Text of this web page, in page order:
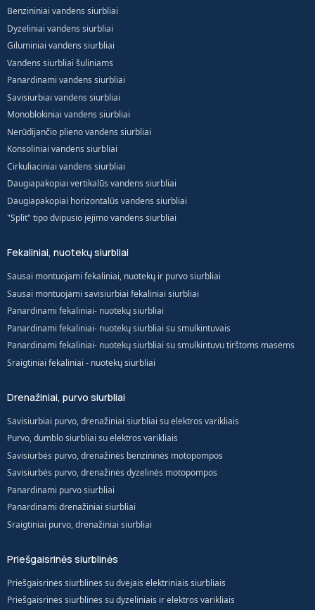
Benzininiai vandens siurbliai
Dyzeliniai vandens siurbliai
Giluminiai vandens siurbliai
Vandens siurbliai šuliniams
Panardinami vandens siurbliai
Savisiurbiai vandens siurbliai
Monoblokiniai vandens siurbliai
Nerūdijančio plieno vandens siurbliai
Konsoliniai vandens siurbliai
Cirkuliaciniai vandens siurbliai
Daugiapakopiai vertikalūs vandens siurbliai
Daugiapakopiai horizontalūs vandens siurbliai
"Split" tipo dvipusio įėjimo vandens siurbliai
Fekaliniai, nuotekų siurbliai
Sausai montuojami fekaliniai, nuotekų ir purvo siurbliai
Sausai montuojami savisiurbiai fekaliniai siurbliai
Panardinami fekaliniai- nuotekų siurbliai
Panardinami fekaliniai- nuotekų siurbliai su smulkintuvais
Panardinami fekaliniai- nuotekų siurbliai su smulkintuvu tirštoms masėms
Sraigtiniai fekaliniai - nuotekų siurbliai
Drenažiniai, purvo siurbliai
Savisiurbiai purvo, drenažiniai siurbliai su elektros varikliais
Purvo, dumblo siurbliai su elektros varikliais
Savisiurbės purvo, drenažinės benzininės motopompos
Savisiurbės purvo, drenažinės dyzelinės motopompos
Panardinami purvo siurbliai
Panardinami drenažiniai siurbliai
Sraigtiniai purvo, drenažiniai siurbliai
Priešgaisrinės siurblinės
Priešgaisrinės siurblinės su dvejais elektriniais siurbliais
Priešgaisrinės siurblinės su dyzeliniais ir elektros varikliais